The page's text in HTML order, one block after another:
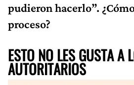
pudieron hacerlo”.
proceso?
ESTO NO LES GUSTA A
AUTORITARIOS